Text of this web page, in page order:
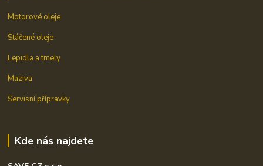
Motorové oleje
Stáčené oleje
Lepidla a tmely
Maziva
Servisní přípravky
Kde nás najdete